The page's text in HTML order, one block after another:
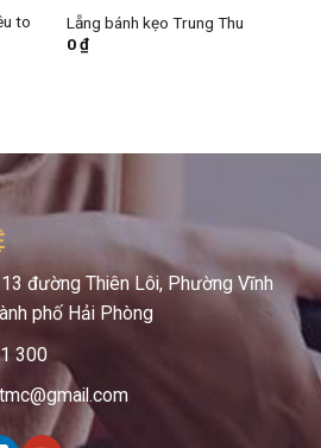
to
Lẵng bánh kẹo Trung Thu
0₫
đường Thiên Lôi, Phường Vĩnh
phố Hải Phòng
300